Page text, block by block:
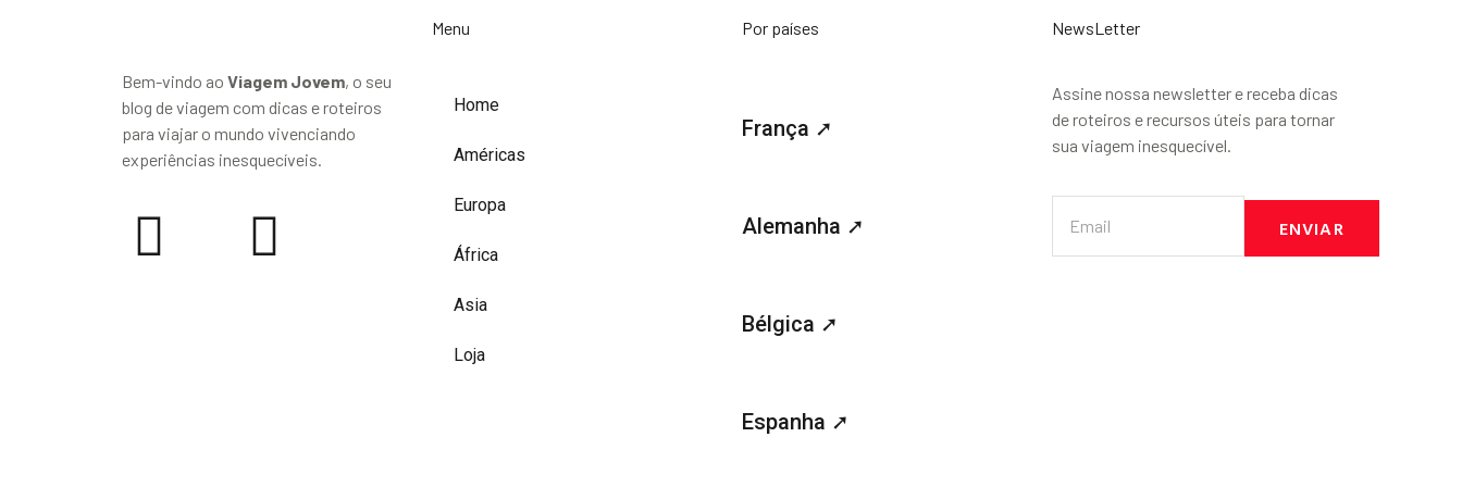
Bem-vindo ao Viagem Jovem, o seu
blog de viagem com dicas e roteiros
para viajar o mundo vivenciando
experiências inesquecíveis.
Menu
Home
Américas
Europa
África
Asia
Loja
Por países
França ➚
Alemanha ➚
Bélgica ➚
Espanha ➚
NewsLetter
Assine nossa newsletter e receba dicas
de roteiros e recursos úteis para tornar
sua viagem inesquecível.
ENVIAR